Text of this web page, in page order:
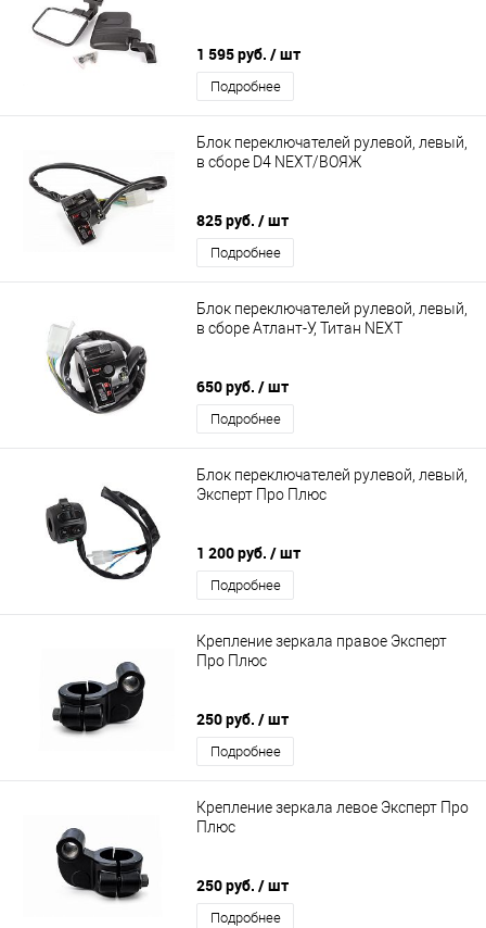
1 595 руб. / шт
Подробнее
Блок переключателей рулевой, левый,
в сборе D4 NEXT/ВОЯЖ
825 руб. / шт
Подробнее
Блок переключателей рулевой, левый,
в сборе Атлант-У, Титан NEXT
650 руб. / шт
Подробнее
Блок переключателей рулевой, левый,
Эксперт Про Плюс
1 200 руб. / шт
Подробнее
Крепление зеркала правое Эксперт
Про Плюс
250 руб. / шт
Подробнее
Крепление зеркала левое Эксперт Про
Плюс
250 руб. / шт
Подробнее